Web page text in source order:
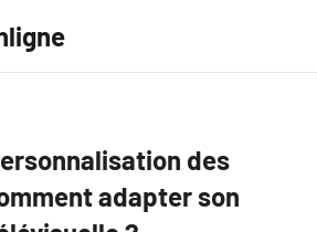
des
adapter son